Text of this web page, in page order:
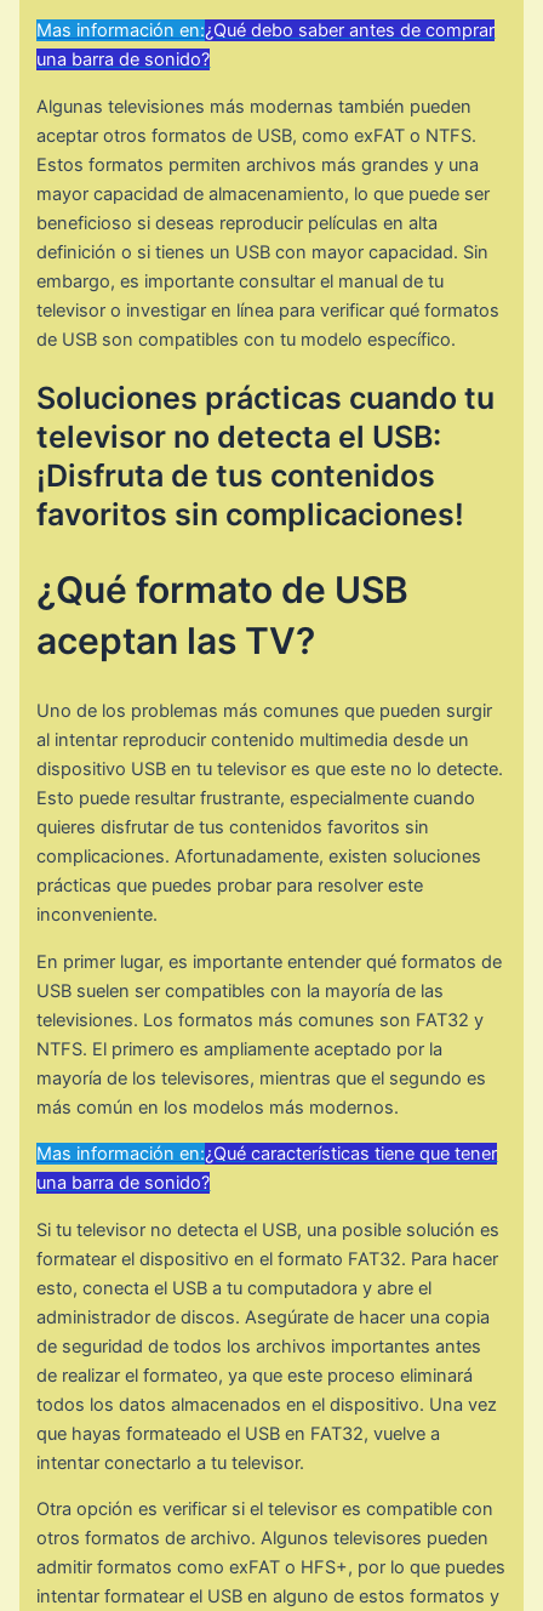
Mas información en:¿Qué debo saber antes de comprar
una barra de sonido?
Algunas televisiones más modernas también pueden
aceptar otros formatos de USB, como exFAT o NTFS.
Estos formatos permiten archivos más grandes y una
mayor capacidad de almacenamiento, lo que puede ser
beneficioso si deseas reproducir películas en alta
definición o si tienes un USB con mayor capacidad. Sin
embargo, es importante consultar el manual de tu
televisor o investigar en línea para verificar qué formatos
de USB son compatibles con tu modelo específico.
Soluciones prácticas cuando tu
televisor no detecta el USB:
¡Disfruta de tus contenidos
favoritos sin complicaciones!
¿Qué formato de USB
aceptan las TV?
Uno de los problemas más comunes que pueden surgir
al intentar reproducir contenido multimedia desde un
dispositivo USB en tu televisor es que este no lo detecte.
Esto puede resultar frustrante, especialmente cuando
quieres disfrutar de tus contenidos favoritos sin
complicaciones. Afortunadamente, existen soluciones
prácticas que puedes probar para resolver este
inconveniente.
En primer lugar, es importante entender qué formatos de
USB suelen ser compatibles con la mayoría de las
televisiones. Los formatos más comunes son FAT32 y
NTFS. El primero es ampliamente aceptado por la
mayoría de los televisores, mientras que el segundo es
más común en los modelos más modernos.
Mas información en:¿Qué características tiene que tener
una barra de sonido?
Si tu televisor no detecta el USB, una posible solución es
formatear el dispositivo en el formato FAT32. Para hacer
esto, conecta el USB a tu computadora y abre el
administrador de discos. Asegúrate de hacer una copia
de seguridad de todos los archivos importantes antes
de realizar el formateo, ya que este proceso eliminará
todos los datos almacenados en el dispositivo. Una vez
que hayas formateado el USB en FAT32, vuelve a
intentar conectarlo a tu televisor.
Otra opción es verificar si el televisor es compatible con
otros formatos de archivo. Algunos televisores pueden
admitir formatos como exFAT o HFS+, por lo que puedes
intentar formatear el USB en alguno de estos formatos y